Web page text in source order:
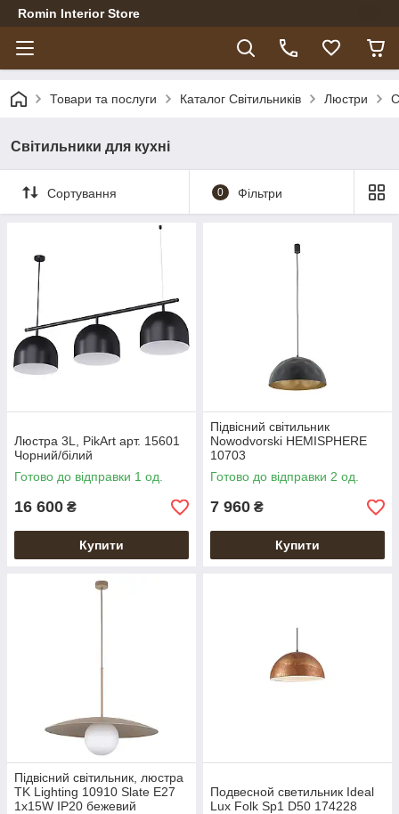
Romin Interior Store
Товари та послуги Каталог Світильників Люстри
Світильники для кухні
Сортування 0 Фільтри
Люстра 3L, PikArt арт. 15601
Чорний/білий
Готово до відправки 1 од.
16 600 ₴
Купити
Підвісний світильник
Nowodvorski HEMISPHERE
10703
Готово до відправки 2 од.
7 960 ₴
Купити
Підвісний світильник, люстра
TK Lighting 10910 Slate E27
1x15W IP20 бежевий
Подвесной светильник Ideal
Lux Folk Sp1 D50 174228